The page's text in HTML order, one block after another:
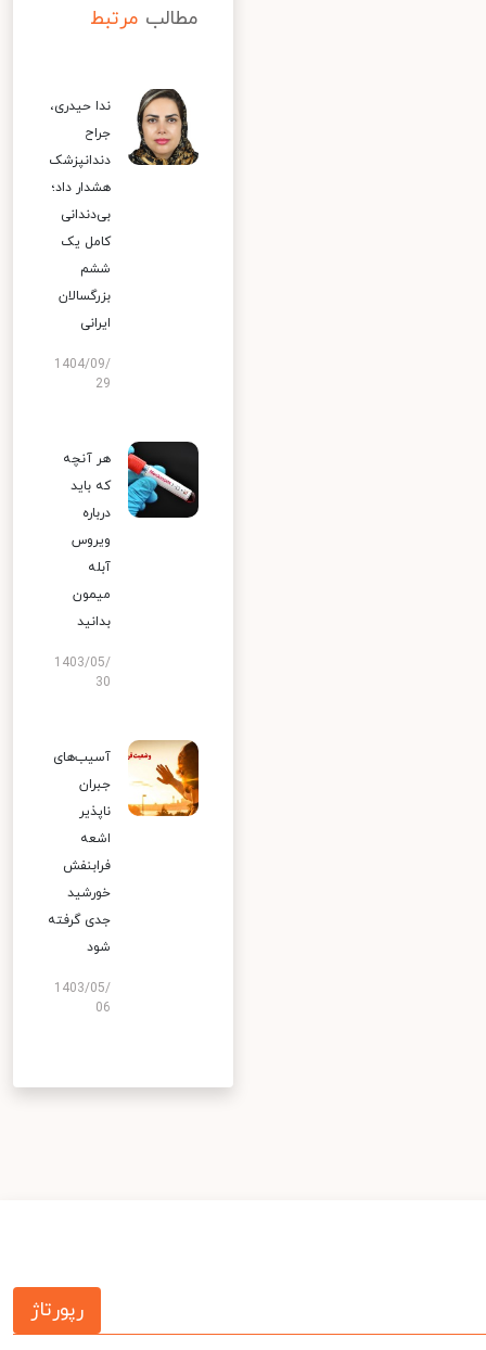
مطالب مرتبط
ندا حیدری،
جراح
دندانپزشک
هشدار داد؛
بی‌دندانی
کامل یک
ششم
بزرگسالان
ایرانی
1404/09/
29
هر آنچه
که باید
درباره
ویروس
آبله
میمون
بدانید
1403/05/
30
آسیب‌های
جبران
ناپذیر
اشعه
فرابنفش
خورشید
جدی گرفته
شود
1403/05/
06
رپورتاژ